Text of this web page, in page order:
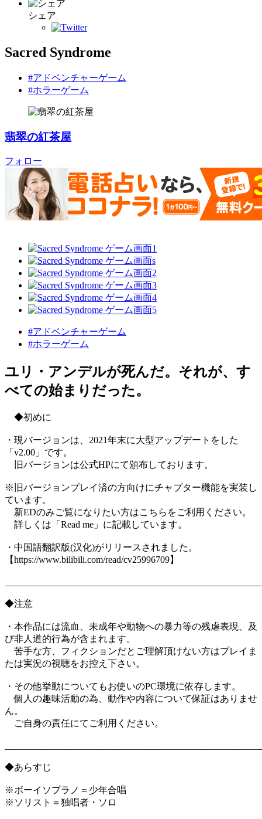
シェア
Sacred Syndrome
#アドベンチャーゲーム
#ホラーゲーム
翡翠の紅茶屋
フォロー
#アドベンチャーゲーム
#ホラーゲーム
ユリ・アンデルが死んだ。​それが、す
べての始まりだった。
◆初めに
・現バージョンは、2021年末に大型アップデートをした
「v2.00」です。
旧バージョンは公式HPにて頒布しております。
※旧バージョンプレイ済の方向けにチャプター機能を実装し
ています。
新EDのみご覧になりたい方はこちらをご利用ください。
詳しくは「Read me」に記載しています。
・中国語翻訳版(汉化)がリリースされました。
【https://www.bilibili.com/read/cv25996709】
◆注意
・本作品には流血、未成年や動物への暴力等の残虐表現、及
び非人道的行為が含まれます。
苦手な方、フィクションだとご理解頂けない方はプレイま
たは実況の視聴をお控え下さい。
・その他挙動についてもお使いのPC環境に依存します。
個人の趣味活動の為、動作や内容について保証はありませ
ん。
ご自身の責任にてご利用ください。
◆あらすじ
※ボーイソプラノ＝少年合唱
※ソリスト＝独唱者・ソロ